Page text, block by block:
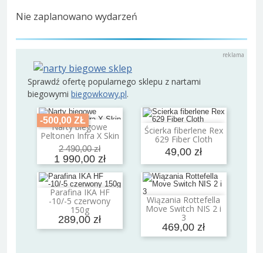
Nie zaplanowano wydarzeń
Sprawdź ofertę popularnego sklepu z nartami
biegowymi biegowkowy.pl.
-500,00 ZŁ
Narty biegowe
Peltonen Infra X Skin
2 490,00 zł
1 990,00 zł
Dodaj do koszyka Ścierka fiberlene Rex
629 Fiber Cloth
49,00 zł
Dodaj do koszyka
Parafina IKA HF
-10/-5 czerwony
150g
289,00 zł
Dodaj do koszyka Wiązania Rottefella
Move Switch NIS 2 i
3
469,00 zł
Dodaj do koszyka